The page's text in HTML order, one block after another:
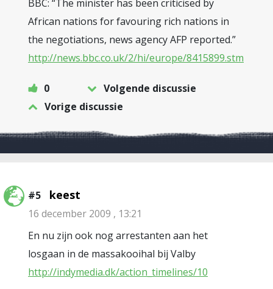
BBC: “The minister has been criticised by
African nations for favouring rich nations in
the negotiations, news agency AFP reported.”
http://news.bbc.co.uk/2/hi/europe/8415899.stm
0
Volgende discussie
Vorige discussie
#5 keest
16 december 2009 , 13:21
En nu zijn ook nog arrestanten aan het
losgaan in de massakooihal bij Valby
http://indymedia.dk/action_timelines/10